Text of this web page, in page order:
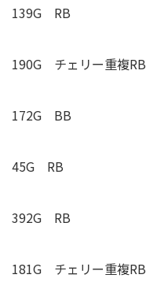
139G RB
190G チェリー重複RB
172G BB
45G RB
392G RB
181G チェリー重複RB